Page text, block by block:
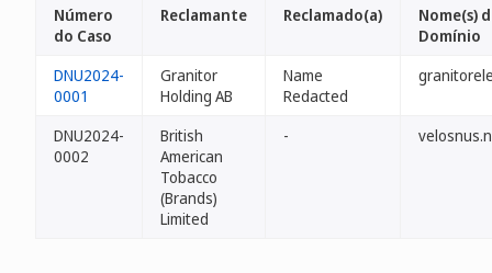
Número
do Caso
Reclamante Reclamado(a)
Nome(s)
Domínio
DNU2024-
0001
Granitor
Holding AB
Name
Redacted
DNU2024-
0002
British
American
Tobacco
(Brands)
Limited
-